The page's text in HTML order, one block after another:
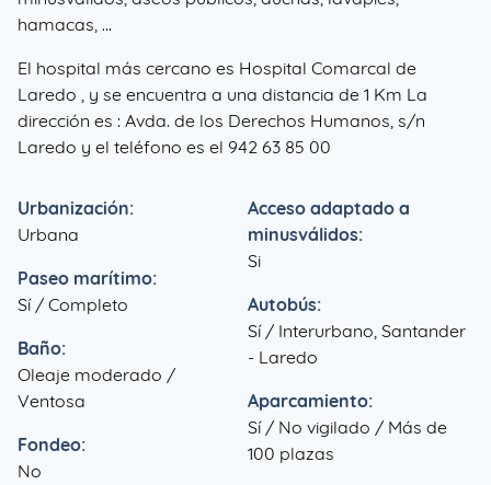
hamacas, ...
El hospital más cercano es Hospital Comarcal de
Laredo , y se encuentra a una distancia de 1 Km La
dirección es : Avda. de los Derechos Humanos, s/n
Laredo y el teléfono es el 942 63 85 00
Urbanización:
Urbana
Paseo marítimo:
Sí / Completo
Baño:
Oleaje moderado /
Ventosa
Fondeo:
No
Acceso adaptado a
minusválidos:
Si
Autobús:
Sí / Interurbano, Santander
- Laredo
Aparcamiento:
Sí / No vigilado / Más de
100 plazas